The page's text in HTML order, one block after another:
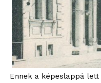
Ennek a képeslappá